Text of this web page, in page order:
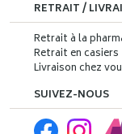
RETRAIT /
Retrait à la
Retrait en casiers
Livraison chez
SUIVEZ-NOUS